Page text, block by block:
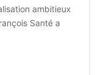
ambitieux
Santé a